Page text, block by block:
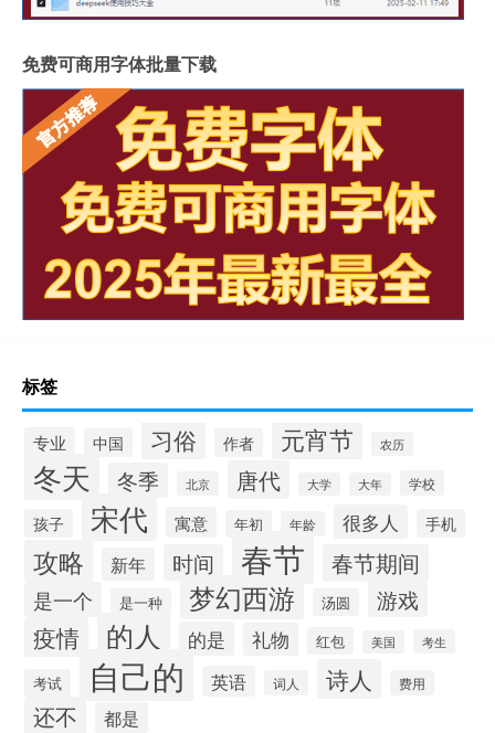
免费可商用字体批量下载
标签
专业 中国 习俗 作者 元宵节 农历
冬天 冬季 北京 唐代 大学 大年 学校
孩子 宋代 寓意 年初 年龄 很多人 手机
攻略 新年 时间 春节 春节期间
是一个 是一种 梦幻西游 汤圆 游戏
疫情 的人 的是 礼物 红包 美国 考生
考试 自己的 英语 词人 诗人 费用
还不 都是